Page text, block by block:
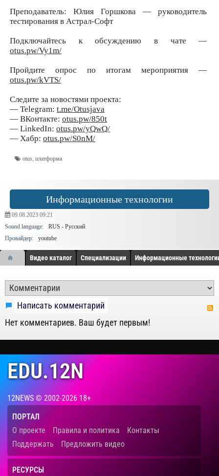
Преподаватель: Юлия Горшкова — руководитель
тестирования в Астрал-Софт
Подключайтесь к обсуждению в чате —
otus.pw/Vy1m/
Пройдите опрос по итогам мероприятия —
otus.pw/kVTS/
Следите за новостями проекта:
— Telegram: t.me/Otusjava
— ВКонтакте: otus.pw/850t
— LinkedIn: otus.pw/yQwQ/
— Хабр: otus.pw/S0nM/
otus, платформа
Информационные технологии
09.08.2023 09:21
Sound language:
RUS - Русский
Провайдер:
youtube
Видео каталог Специализации Информационные
Написать комментарий
Нет комментариев. Ваш будет первым!
EDU.12N
12NEWS © 2002-2026 18+
ПОРТАЛ
О проекте
Правила и политика
Контакты
Поддержать
Предложить видео
РЕСУРСЫ